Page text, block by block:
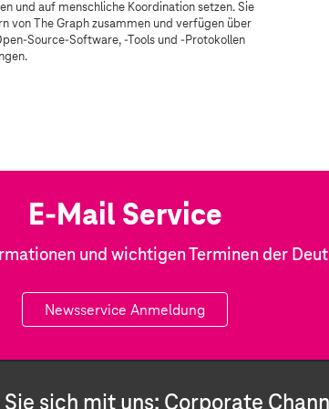
und auf menschliche Koordination setzen. Sie
von The Graph zusammen und verfügen über
Source-Software, -Tools und -Protokollen
E-Mail Service
und wichtigen Terminen der
Newsservice Anmeldung
sich mit uns: Corporate